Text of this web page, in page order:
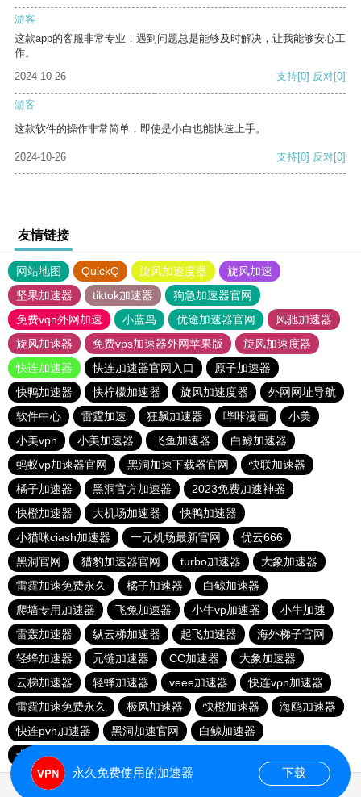
游客
这款app的客服非常专业，遇到问题总是能够及时解决，让我能够安心工
作。
2024-10-26
支持[0] 反对[0]
游客
这款软件的操作非常简单，即使是小白也能快速上手。
2024-10-26 支持[0] 反对[0]
友情链接
网站地图 QuickQ 旋风加速度器
旋风加速
坚果加速器
tiktok加速器
狗急加速器官网
免费vqn外网加速
小蓝鸟 优途加速器官网
风驰加速器
旋风加速器
免费vps加速器外网苹果版
旋风加速度器
快连加速器
快连加速器官网入口
原子加速器
快鸭加速器
快柠檬加速器 旋风加速度器
外网网址导航
软件中心
雷霆加速 狂飙加速器 哔咔漫画
小美
小美vpn
小美加速器 飞鱼加速器
白鲸加速器
蚂蚁vp加速器官网
黑洞加速下载器官网
快联加速器
橘子加速器
黑洞官方加速器
2023免费加速神器
快橙加速器
大机场加速器
快鸭加速器
小猫咪ciash加速器
一元机场最新官网
优云666
黑洞官网
猎豹加速器官网 turbo加速器
大象加速器
雷霆加速免费永久
橘子加速器
白鲸加速器
爬墙专用加速器
飞兔加速器 小牛vp加速器
小牛加速
雷轰加速器
纵云梯加速器 起飞加速器
海外梯子官网
轻蜂加速器
元链加速器 CC加速器
大象加速器
云梯加速器
轻蜂加速器 veee加速器
快连vρn加速器
雷霆加速免费永久
极风加速器 快橙加速器
海鸥加速器
快连pvn加速器
黑洞加速官网
白鲸加速器
十大免费网络加速神器
永久免费使用的加速器 下载